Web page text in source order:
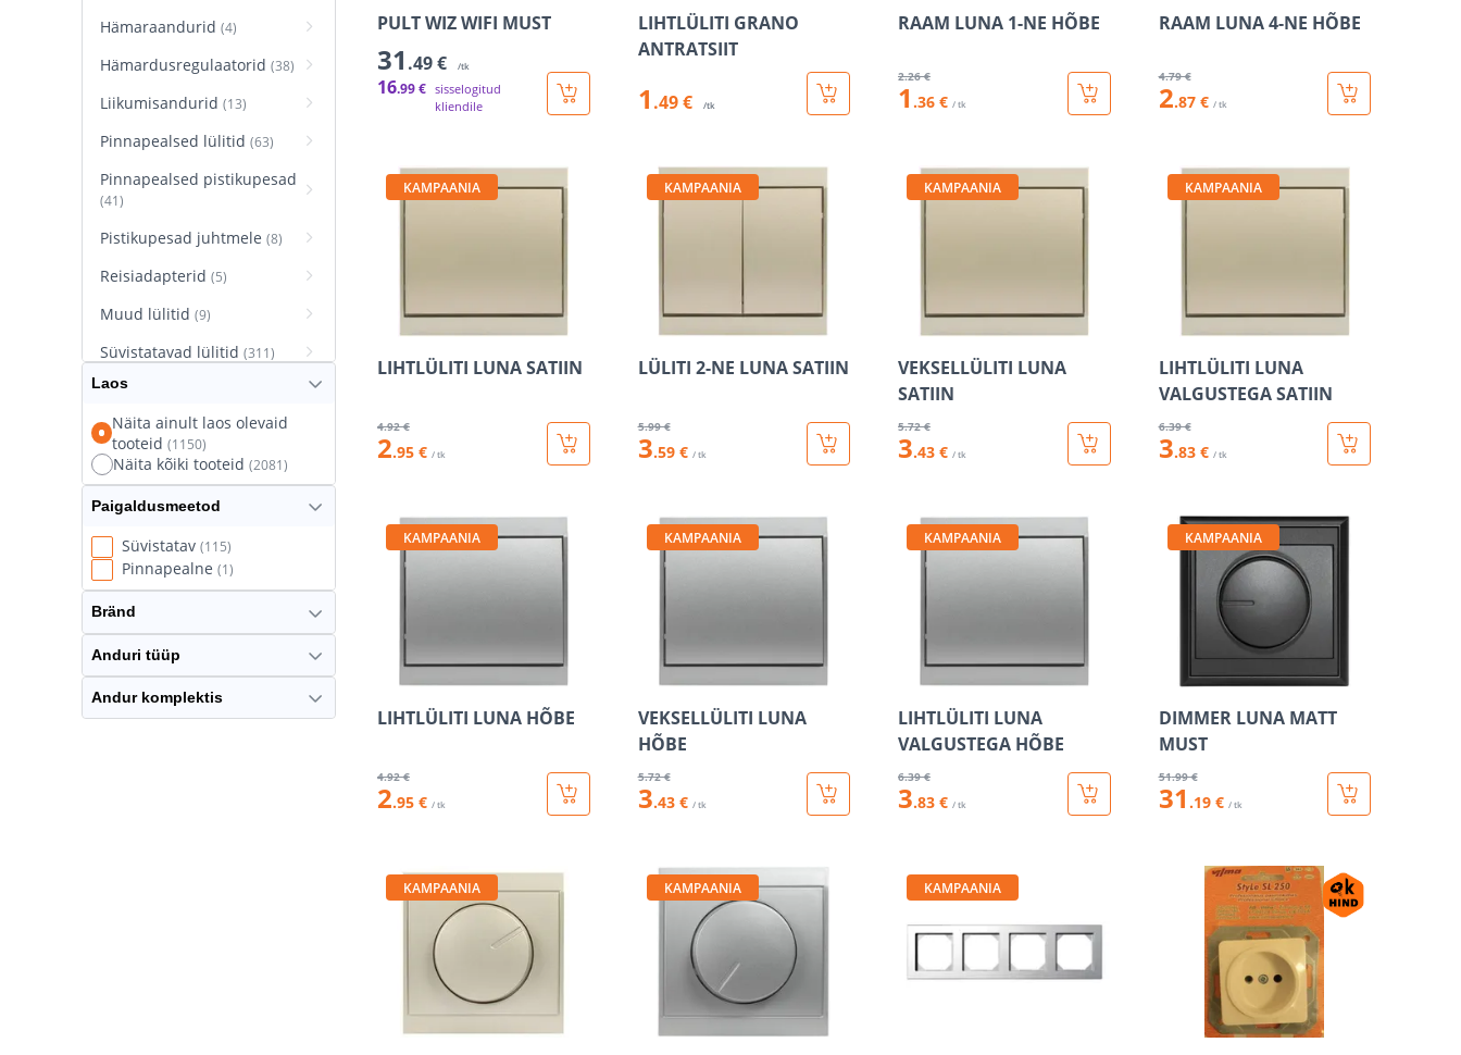
PULT WIZ WIFI MUST
31 .49 € /tk
16.99 € sisselogitud
kliendile
LIHTLÜLITI GRANO
ANTRATSIIT
1 .49 € /tk
RAAM LUNA 1-NE HÕBE
2.26 €
1 .36 € / tk
RAAM LUNA 4-NE HÕBE
4.79 €
2.87 € / tk
KAMPAANIA
LIHTLÜLITI LUNA SATIIN
4.92 €
2.95 € / tk
KAMPAANIA
LÜLITI 2-NE LUNA SATIIN
5.99 €
3.59 € / tk
KAMPAANIA
VEKSELLÜLITI LUNA
SATIIN
5.72 €
3.43 € / tk
KAMPAANIA
LIHTLÜLITI LUNA
VALGUSTEGA SATIIN
6.39 €
3.83 € / tk
KAMPAANIA
LIHTLÜLITI LUNA HÕBE
4.92 €
2.95 € / tk
KAMPAANIA
VEKSELLÜLITI LUNA
HÕBE
5.72 €
3.43 € / tk
KAMPAANIA
LIHTLÜLITI LUNA
VALGUSTEGA HÕBE
6.39 €
3.83 € / tk
KAMPAANIA
DIMMER LUNA MATT
MUST
51.99 €
31 .19 € / tk
KAMPAANIA KAMPAANIA KAMPAANIA
Hämaraandurid (4)
Hämardusregulaatorid (38)
Liikumisandurid (13)
Pinnapealsed lülitid (63)
Pinnapealsed pistikupesad
(41)
Pistikupesad juhtmele (8)
Reisiadapterid (5)
Muud lülitid (9)
Süvistatavad lülitid (311)
Süvistatavad pistikupesad
Termostaatlülitid
Laos
Näita ainult laos olevaid
tooteid (1150)
Näita kõiki tooteid (2081)
Paigaldusmeetod
Süvistatav (115)
Pinnapealne (1)
Bränd
Anduri tüüp
Andur komplektis